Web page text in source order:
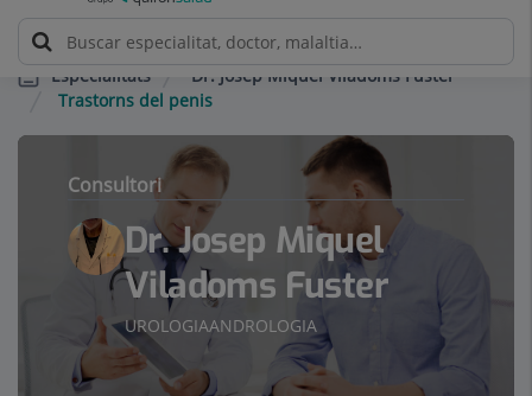
Especialitats
Dr. Josep Miquel Viladoms Fuster
Trastorns del penis
Consultori
Dr. Josep Miquel
Viladoms Fuster
UROLOGIAANDROLOGIA